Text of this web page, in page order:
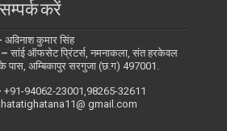
करें
अविनाश कुमार सिंह
–सांई ऑफसेट प्रिंटर्स, नमनाकला, संत हरकेवल
के पास, अम्बिकापुर सरगुजा (छ.ग) 497001.
‪+91-94062-23001‬,98265-32611
gmail.com